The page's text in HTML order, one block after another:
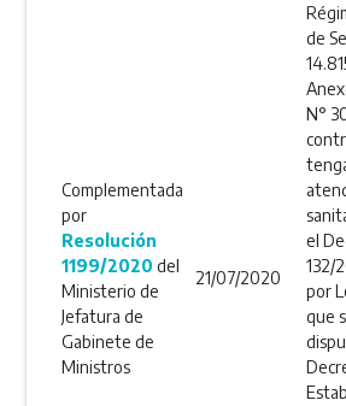
Complementada
por
Resolución
1199/2020 del
Ministerio de
Jefatura de
Gabinete de
Ministros
21/07/2020
de
N°
el
132/
por
que